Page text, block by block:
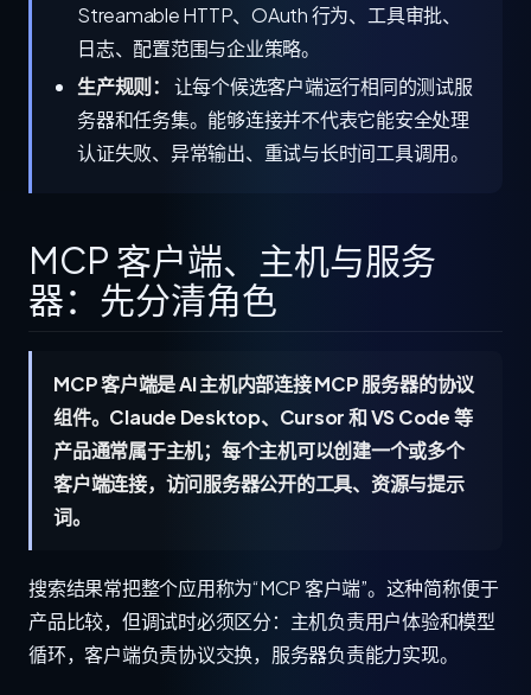
Streamable HTTP、OAuth 行为、工具审批、
日志、配置范围与企业策略。
生产规则：
让每个候选客户端运行相同的测试服
务器和任务集。能够连接并不代表它能安全处理
认证失败、异常输出、重试与长时间工具调用。
MCP 客户端、主机与服务
器：先分清角色
MCP 客户端是 AI 主机内部连接 MCP 服务器的协议
组件。Claude Desktop、Cursor 和 VS Code 等
产品通常属于主机；每个主机可以创建一个或多个
客户端连接，访问服务器公开的工具、资源与提示
词。
搜索结果常把整个应用称为“MCP 客户端”。这种简称便于
产品比较，但调试时必须区分：主机负责用户体验和模型
循环，客户端负责协议交换，服务器负责能力实现。